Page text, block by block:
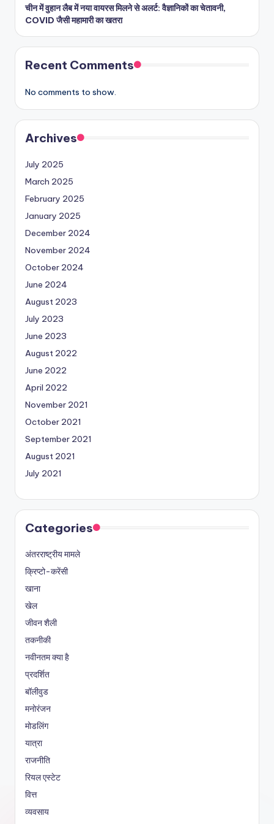
चीन में वुहान लैब में नया वायरस मिलने से अलर्ट: वैज्ञानिकों का चेतावनी,
COVID जैसी महामारी का खतरा
Recent Comments
No comments to show.
Archives
July 2025
March 2025
February 2025
January 2025
December 2024
November 2024
October 2024
June 2024
August 2023
July 2023
June 2023
August 2022
June 2022
April 2022
November 2021
October 2021
September 2021
August 2021
July 2021
Categories
अंतरराष्ट्रीय मामले
क्रिप्टो-करेंसी
खाना
खेल
जीवन शैली
तकनीकी
नवीनतम क्या है
प्रदर्शित
बॉलीवुड
मनोरंजन
मोडलिंग
यात्रा
राजनीति
रियल एस्टेट
वित्त
व्यवसाय